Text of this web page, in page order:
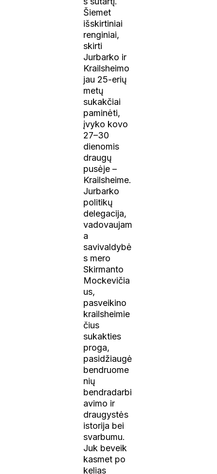
Šiemet
išskirtiniai
renginiai,
skirti
Jurbarko ir
Krailsheimo
jau 25-erių
metų
sukakčiai
paminėti,
įvyko kovo
27–30
dienomis
draugų
pusėje –
Krailsheime.
Jurbarko
politikų
delegacija,
vadovaujam
a
savivaldybė
s mero
Skirmanto
Mockevičia
us,
pasveikino
krailsheimie
čius
sukakties
proga,
pasidžiaugė
bendruome
nių
bendradarbi
avimo ir
draugystės
istorija bei
svarbumu.
Juk beveik
kasmet po
kelias